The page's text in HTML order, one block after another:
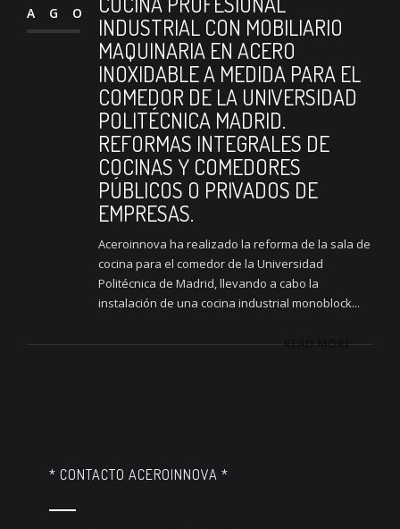
AGO
INDUSTRIAL CON MOBILIARIO
MAQUINARIA EN ACERO
INOXIDABLE A MEDIDA PARA EL
COMEDOR DE LA UNIVERSIDAD
POLITÉCNICA MADRID.
REFORMAS INTEGRALES DE
COCINAS Y COMEDORES
PÚBLICOS O PRIVADOS DE
EMPRESAS.
Aceroinnova ha realizado la reforma de la sala de
cocina para el comedor de la Universidad
Politécnica de Madrid, llevando a cabo la
instalación de una cocina industrial monoblock...
READ MORE
* CONTACTO ACEROINNOVA *